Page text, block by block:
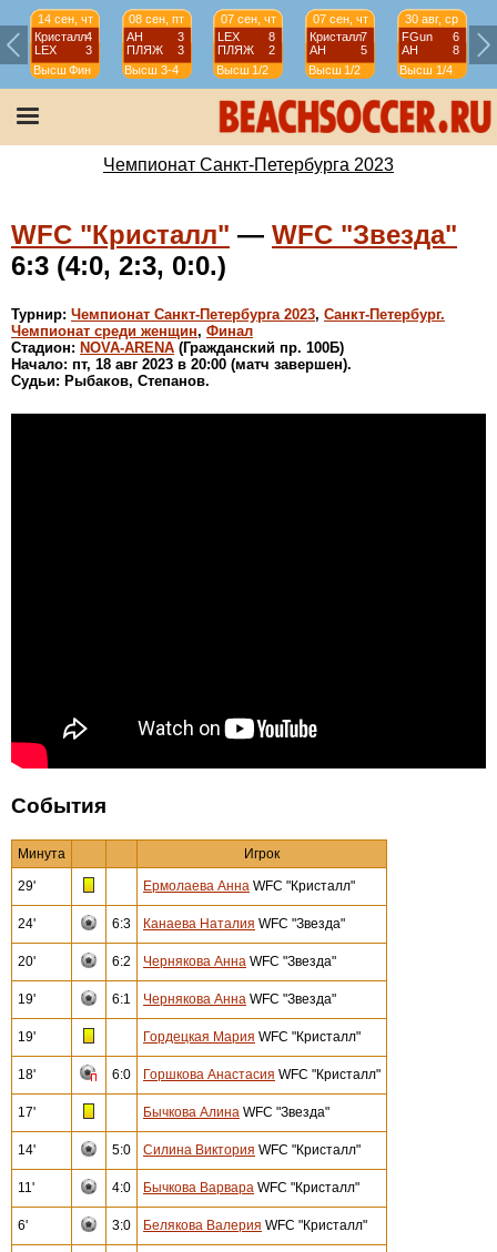
14 сен, чт
Кристалл4
LEX
3
Высш Фин
08 сен, пт
АН
3
ПЛЯЖ
3
Высш 3-4
07 сен, чт
LEX
8
ПЛЯЖ
2
Высш 1/2
07 сен, чт
Кристалл7
АН
5
Высш 1/2
30 авг, ср
FGun
6
АН
8
Высш 1/4
Чемпионат Санкт-Петербурга 2023
WFC "Кристалл" — WFC "Звезда"
6:3 (4:0, 2:3, 0:0.)
Турнир: Чемпионат Санкт-Петербурга 2023, Санкт-Петербург.
Чемпионат среди женщин, Финал
Стадион: NOVA-ARENA (Гражданский пр. 100Б)
Начало: пт, 18 авг 2023 в 20:00 (матч завершен).
Судьи: Рыбаков, Степанов.
События
Минута Игрок
29' Ермолаева Анна WFC "Кристалл"
24' 6:3 Канаева Наталия WFC "Звезда"
20' 6:2 Чернякова Анна WFC "Звезда"
19' 6:1 Чернякова Анна WFC "Звезда"
19' Гордецкая Мария WFC "Кристалл"
18' 6:0 Горшкова Анастасия WFC "Кристалл"
17' Бычкова Алина WFC "Звезда"
14' 5:0 Силина Виктория WFC "Кристалл"
11' 4:0 Бычкова Варвара WFC "Кристалл"
6' 3:0 Белякова Валерия WFC "Кристалл"